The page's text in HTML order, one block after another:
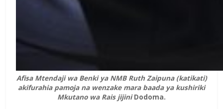
Afisa Mtendaji wa Benki ya NMB Ruth Zaipuna (katikati)
akifurahia pamoja na wenzake mara baada ya kushiriki
Mkutano wa Rais jijini Dodoma.